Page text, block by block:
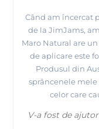
Când am încercat
de la JimJams,
Maro Natural are
de aplicare este
Produsul din
sprâncenele
celor care
V-a fost de